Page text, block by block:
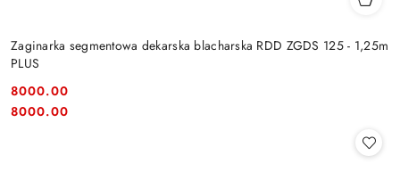
Zaginarka segmentowa dekarska blacharska RDD ZGDS 125 - 1,25m
PLUS
Cena:
8000.00
Cena:
8000.00